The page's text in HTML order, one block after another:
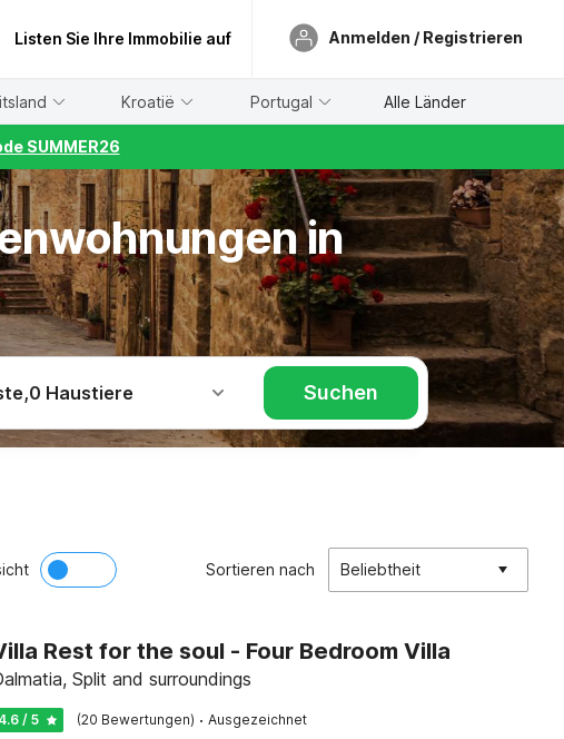
Listen Sie Ihre Immobilie auf Anmelden / Registrieren
Kroatië Portugal Alle Länder
SUMMER26
in
,0 Haustiere Suchen
Sortieren nach Beliebtheit
Rest for the soul - Four Bedroom Villa
Split and surroundings
4.6 / 5 (20 Bewertungen) · Ausgezeichnet